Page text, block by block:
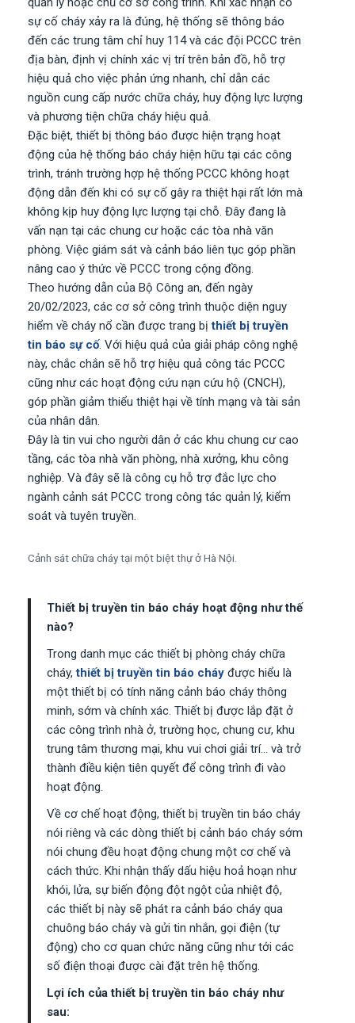
sự cố cháy xảy ra là đúng, hệ thống sẽ thông báo
đến các trung tâm chỉ huy 114 và các đội PCCC trên
địa bàn, định vị chính xác vị trí trên bản đồ, hỗ trợ
hiệu quả cho việc phản ứng nhanh, chỉ dẫn các
nguồn cung cấp nước chữa cháy, huy động lực lượng
và phương tiện chữa cháy hiệu quả.
Đặc biệt, thiết bị thông báo được hiện trạng hoạt
động của hệ thống báo cháy hiện hữu tại các công
trình, tránh trường hợp hệ thống PCCC không hoạt
động dẫn đến khi có sự cố gây ra thiệt hại rất lớn mà
không kịp huy động lực lượng tại chỗ. Đây đang là
vấn nạn tại các chung cư hoặc các tòa nhà văn
phòng. Việc giám sát và cảnh báo liên tục góp phần
nâng cao ý thức về PCCC trong cộng đồng.
Theo hướng dẫn của Bộ Công an, đến ngày
20/02/2023, các cơ sở công trình thuộc diện nguy
hiểm về cháy nổ cần được trang bịthiết bị truyền
tin báo sự cố. Với hiệu quả của giải pháp công nghệ
này, chắc chắn sẽ hỗ trợ hiệu quả công tác PCCC
cũng như các hoạt động cứu nạn cứu hộ (CNCH),
góp phần giảm thiểu thiệt hại về tính mạng và tài sản
của nhân dân.
Đây là tin vui cho người dân ở các khu chung cư cao
tầng, các tòa nhà văn phòng, nhà xưởng, khu công
nghiệp. Và đây sẽ là công cụ hỗ trợ đắc lực cho
ngành cảnh sát PCCC trong công tác quản lý, kiểm
soát và tuyên truyền.
Cảnh sát chữa cháy tại một biệt thự ở Hà Nội.
Thiết bị truyền tin báo cháy hoạt động như thế
nào?
Trong danh mục các thiết bị phòng cháy chữa
cháy,thiết bị truyền tin báo cháy được hiểu là
một thiết bị có tính năng cảnh báo cháy thông
minh, sớm và chính xác. Thiết bị được lắp đặt ở
các công trình nhà ở, trường học, chung cư, khu
trung tâm thương mại, khu vui chơi giải trí… và trở
thành điều kiện tiên quyết để công trình đi vào
hoạt động.
Về cơ chế hoạt động, thiết bị truyền tin báo cháy
nói riêng và các dòng thiết bị cảnh báo cháy sớm
nói chung đều hoạt động chung một cơ chế và
cách thức. Khi nhận thấy dấu hiệu hoả hoạn như
khói, lửa, sự biến động đột ngột của nhiệt độ,
các thiết bị này sẽ phát ra cảnh báo cháy qua
chuông báo cháy và gửi tin nhắn, gọi điện (tự
động) cho cơ quan chức năng cũng như tới các
số điện thoại được cài đặt trên hệ thống.
Lợi ích của thiết bị truyền tin báo cháy như
sau: